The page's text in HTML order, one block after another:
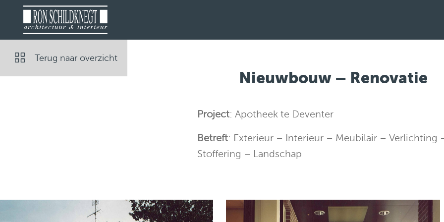
Terug naar overzicht
Nieuwbouw – Renovatie
Project: Apotheek te Deventer
Betreft: Exterieur – Interieur – Meubilair – Verlichting
Stoffering – Landschap